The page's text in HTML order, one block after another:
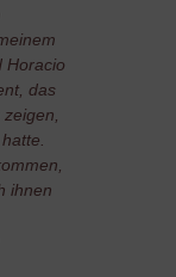
Horacio
das
ihnen